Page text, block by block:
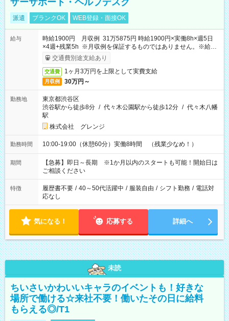
ザーサポート・ヘルプデスク
派遣 ブランクOK WEB登録・面接OK
給与
時給1900円 月収例 31万5875円 時給1900円×実働8h×週5日
×4週+残業5h ※月収例を保証するものではありません。※給与
即受取りサービス利用可（利用条件有）
交通費別途支給あり
交通費 1ヶ月3万円を上限として実費支給
月収例 30万円～
勤務地
東京都渋谷区
渋谷駅から徒歩8分 / 代々木公園駅から徒歩12分 / 代々木八幡
駅
株式会社 グレンジ
勤務時間 10:00-19:00（休憩60分）実働8時間 （残業少なめ！）
期間
【急募】即日～長期 ※1か月以内のスタートも可能！開始日は
ご相談ください
特徴 履歴書不要 / 40～50代活躍中 / 服装自由 / シフト勤務 / 電話対
応なし
気になる！ 応募する 詳細へ
未読
ちいさいかわいいキャラのイベントも！好きな
場所で働ける☆来社不要！働いたその日に給料
もらえる◎/T1